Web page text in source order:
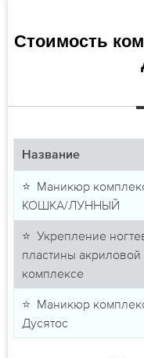
Стоимость
Название
⭐ Маникюр
КОШКА/ЛУННЫЙ
⭐ Укрепление
пластины
комплексе
⭐ Маникюр
Дусятос